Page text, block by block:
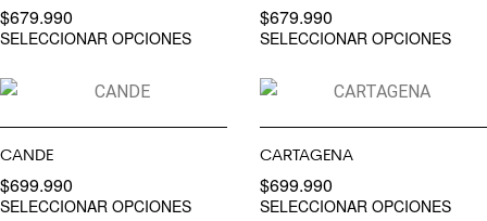
$679.990
SELECCIONAR OPCIONES
$679.990
SELECCIONAR OPCIONES
CANDE
$699.990
SELECCIONAR OPCIONES
CARTAGENA
$699.990
SELECCIONAR OPCIONES